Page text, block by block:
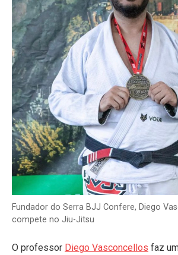
Fundador do Serra BJJ Confere, Diego
compete no Jiu-Jitsu
O professor Diego Vasconcellos faz